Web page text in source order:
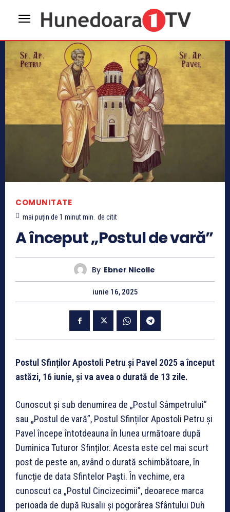
COMUNITATE
mai puțin de 1 minutmin. de citit
A început „Postul de vară”
By Ebner Nicolle
iunie 16, 2025
Postul Sfinților Apostoli Petru și Pavel 2025 a început
astăzi, 16 iunie, și va avea o durată de 13 zile.
Cunoscut și sub denumirea de „Postul Sâmpetrului”
sau „Postul de vară”, Postul Sfinților Apostoli Petru și
Pavel începe întotdeauna în lunea următoare după
Duminica Tuturor Sfinților. Acesta este cel mai scurt
post de peste an, având o durată schimbătoare, în
funcție de data Sfintelor Paști. În vechime, era
cunoscut ca „Postul Cincizecimii”, deoarece marca
perioada de după Rusalii și pogorârea Sfântului Duh